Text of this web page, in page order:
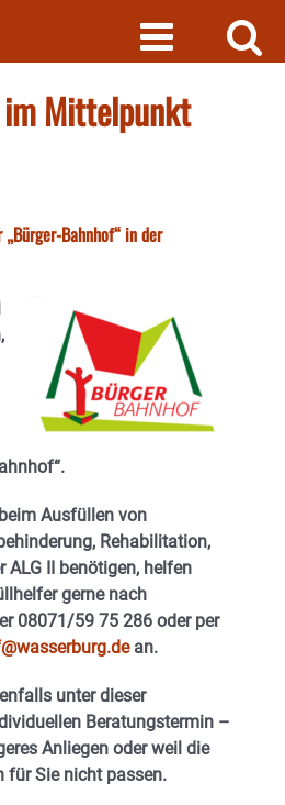
im Mittelpunkt
Bahnhof“ in der
Ausfüllen von
Rehabilitation,
II benötigen, helfen
gerne nach
08071/59 75 286 oder per
an.
unter dieser
Beratungstermin –
Anliegen oder weil die
für Sie nicht passen.